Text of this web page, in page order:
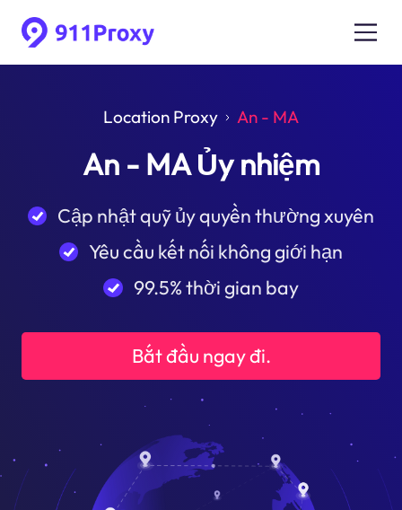
Location Proxy An - MA
An - MA Ủy nhiệm
Cập nhật quỹ ủy quyền thường xuyên
Yêu cầu kết nối không giới hạn
99.5% thời gian bay
Bắt đầu ngay đi.